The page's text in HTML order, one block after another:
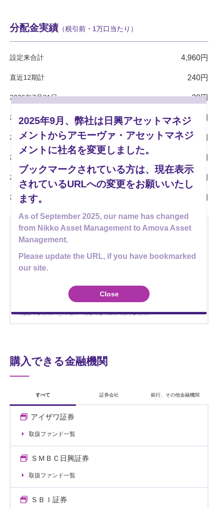
分配金実績（税引前・1万口当たり）
設定来合計 4,960円
直近12期計 240円
2026年7月21日 20円
2026年6月22日
2026年5月20日 20円
2026年4月20日
2026年3月23日
2026年2月20日
データについて
1997年以降のデータを表示しています。
(税引前分配金再投資ベース)は、当ファンドの公表している基準価額に、設定来もし
くは1997年以降の分配金（税引前）を再投資したものを表示しています。基準価額
社が決定しますが、委託会社の判断により分配金額を変更する場合や分配を行なわ
上記グラフに表示されている分配金の単位は「円」です。
ではありません。
手数料・税金等は考慮しておりません。
購入できる金融機関
すべて 証券会社 銀行、その他金融機関
アイザワ証券
取扱ファンド一覧
ＳＭＢＣ日興証券
取扱ファンド一覧
ＳＢＩ証券
2025年9月、弊社は日興アセットマネジ
メントからアモーヴァ・アセットマネジ
メントに社名を変更しました。
ブックマークされている方は、現在表示
されているURLへの変更をお願いいたし
ます。
As of September 2025, our name has changed
from Nikko Asset Management to Amova Asset
Management.
Please update the URL, if you have bookmarked
our site.
Close